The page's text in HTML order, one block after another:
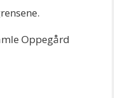
Oppegård